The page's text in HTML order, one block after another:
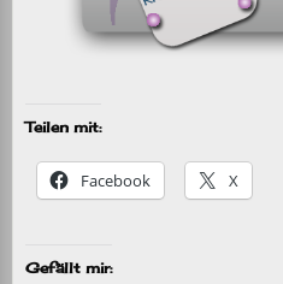
Teilen mit:
Facebook X
Gefällt mir: